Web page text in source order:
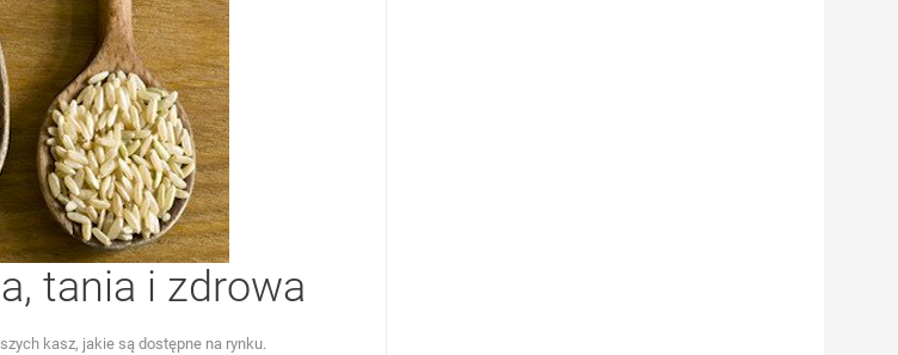
tania i zdrowa
kasz, jakie są dostępne na rynku.